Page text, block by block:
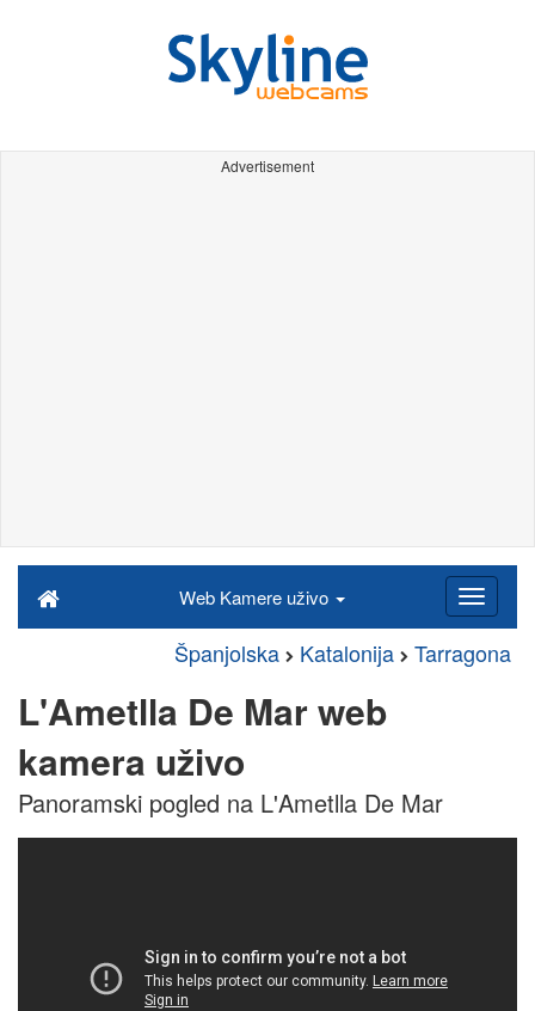
Advertisement
Web Kamere uživo
Španjolska Katalonija Tarragona
L'Ametlla De Mar web
kamera uživo
Panoramski pogled na L'Ametlla De Mar